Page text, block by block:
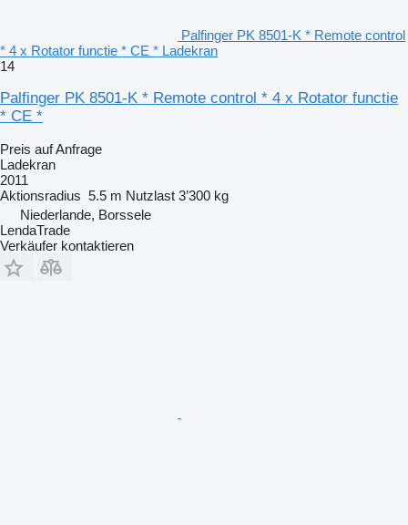
Palfinger PK 8501-K * Remote control
* 4 x Rotator functie * CE * Ladekran
14
Palfinger PK 8501-K * Remote control * 4 x Rotator functie
* CE *
Preis auf Anfrage
Ladekran
2011
Aktionsradius 5.5 m Nutzlast 3’300 kg
Niederlande, Borssele
LendaTrade
Verkäufer kontaktieren